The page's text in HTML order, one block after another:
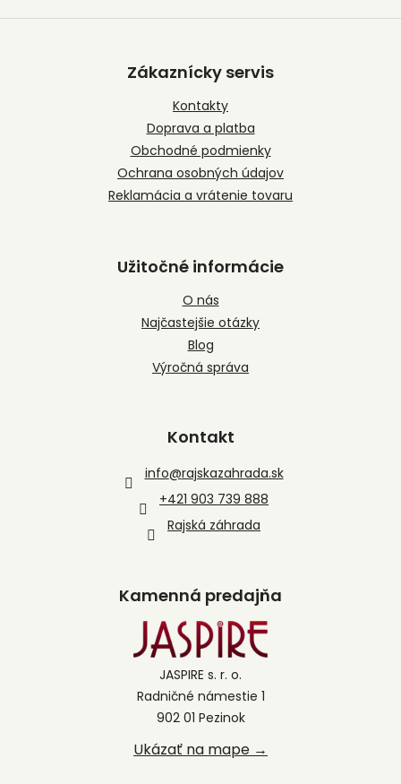
Z
Zákaznícky servis
Kontakty
Doprava a platba
Obchodné podmienky
Ochrana osobných údajov
Reklamácia a vrátenie tovaru
Užitočné informácie
O nás
Najčastejšie otázky
Blog
Výročná správa
Kontakt
info@rajskazahrada.sk
+421 903 739 888
Rajská záhrada
Kamenná predajňa
JASPIRE s. r. o.
Radničné námestie 1
902 01 Pezinok
Ukázať na mape →